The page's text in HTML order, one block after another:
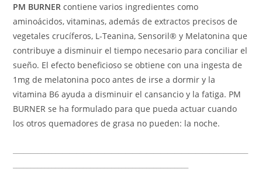
PM BURNER contiene varios ingredientes como
aminoácidos, vitaminas, además de extractos precisos de
vegetales crucíferos, L-Teanina, Sensoril® y Melatonina que
contribuye a disminuir el tiempo necesario para conciliar el
sueño. El efecto beneficioso se obtiene con una ingesta de
1mg de melatonina poco antes de irse a dormir y la
vitamina B6 ayuda a disminuir el cansancio y la fatiga. PM
BURNER se ha formulado para que pueda actuar cuando
los otros quemadores de grasa no pueden: la noche.